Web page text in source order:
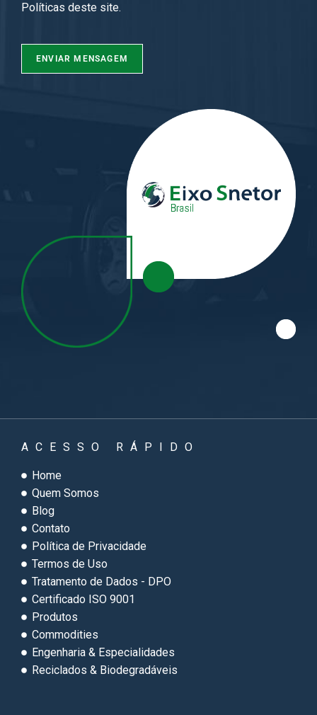
Políticas deste site.
ACESSO RÁPIDO
Home
Quem Somos
Blog
Contato
Política de Privacidade
Termos de Uso
Tratamento de Dados - DPO
Certificado ISO 9001
Produtos
Commodities
Engenharia & Especialidades
Reciclados & Biodegradáveis